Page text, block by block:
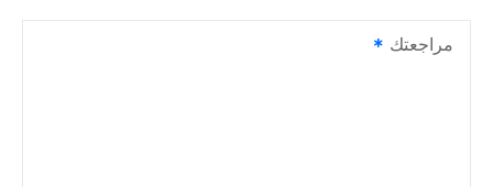
مراجعتك